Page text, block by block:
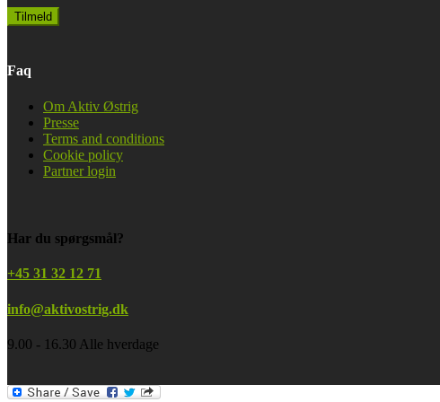
Faq
Om Aktiv Østrig
Presse
Terms and conditions
Cookie policy
Partner login
Har du spørgsmål?
+45 31 32 12 71
info@aktivostrig.dk
9.00 - 16.30 Alle hverdage